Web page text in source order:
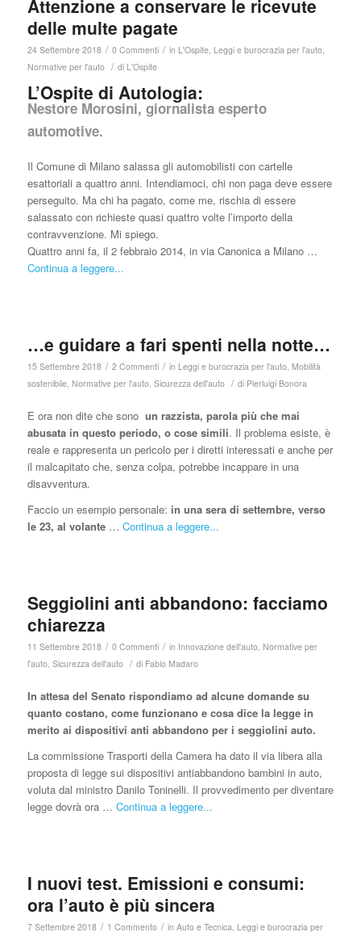
Attenzione a conservare le ricevute
delle multe pagate
24 Settembre 2018 / 0 Commenti / in L'Ospite, Leggi e burocrazia per l'auto,
Normative per l'auto / di L'Ospite
L’Ospite di Autologia:
Nestore Morosini, giornalista esperto
automotive.
Il Comune di Milano salassa gli automobilisti con cartelle
esattoriali a quattro anni. Intendiamoci, chi non paga deve essere
perseguito. Ma chi ha pagato, come me, rischia di essere
salassato con richieste quasi quattro volte l’importo della
contravvenzione. Mi spiego.
Quattro anni fa, il 2 febbraio 2014, in via Canonica a Milano …
Continua a leggere...
…e guidare a fari spenti nella notte…
15 Settembre 2018 / 2 Commenti / in Leggi e burocrazia per l'auto, Mobilità
sostenibile, Normative per l'auto, Sicurezza dell'auto / di Pierluigi Bonora
E ora non dite che sono un razzista, parola più che mai
abusata in questo periodo, o cose simili. Il problema esiste, è
reale e rappresenta un pericolo per i diretti interessati e anche per
il malcapitato che, senza colpa, potrebbe incappare in una
disavventura.
Faccio un esempio personale: in una sera di settembre, verso
le 23, al volante … Continua a leggere...
Seggiolini anti abbandono: facciamo
chiarezza
11 Settembre 2018 / 0 Commenti / in Innovazione dell'auto, Normative per
l'auto, Sicurezza dell'auto / di Fabio Madaro
In attesa del Senato rispondiamo ad alcune domande su
quanto costano, come funzionano e cosa dice la legge in
merito ai dispositivi anti abbandono per i seggiolini auto.
La commissione Trasporti della Camera ha dato il via libera alla
proposta di legge sui dispositivi antiabbandono bambini in auto,
voluta dal ministro Danilo Toninelli. Il provvedimento per diventare
legge dovrà ora … Continua a leggere...
I nuovi test. Emissioni e consumi:
ora l’auto è più sincera
7 Settembre 2018 / 1 Commento / in Auto e Tecnica, Leggi e burocrazia per